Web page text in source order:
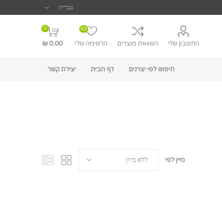
החשבון שלי השוואת מוצרים הרשימה שלי
(0)
0
0.00 ₪
חיפוש לפי יצרנים דף הבית יצירת קשר
מיין לפי